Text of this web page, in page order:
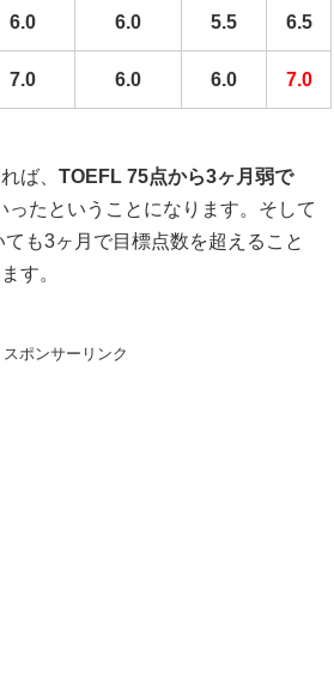
6.0 6.0 5.5 6.5
7.0 6.0 6.0 7.0
ば、 TOEFL 75点から3ヶ月弱で
ったということになります。そして
も3ヶ月で目標点数を超えること
す。
スポンサーリンク